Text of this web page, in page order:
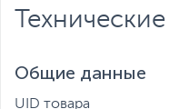
Общие данные
UID товара